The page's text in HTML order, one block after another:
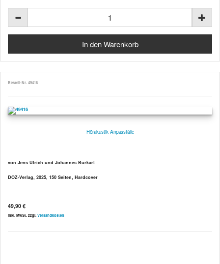
Bestell-Nr. 49416
Hörakustik Anpassfälle
von Jens Ulrich und Johannes Burkart
DOZ-Verlag, 2025, 150 Seiten, Hardcover
49,90 €
inkl. MwSt. zzgl. Versandkosten